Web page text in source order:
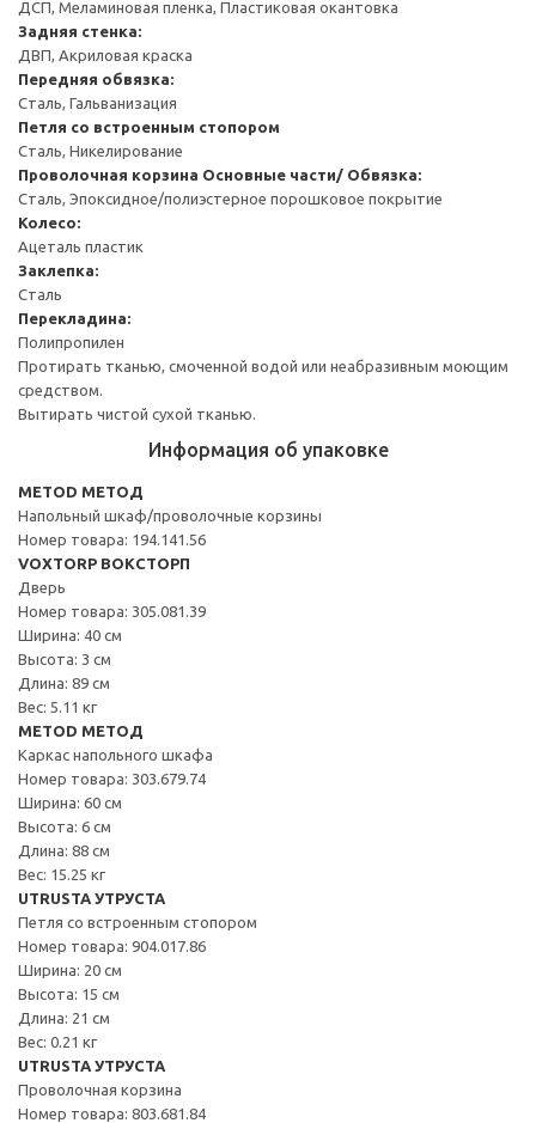
ДСП, Меламиновая пленка, Пластиковая окантовка
Задняя стенка:
ДВП, Акриловая краска
Передняя обвязка:
Сталь, Гальванизация
Петля со встроенным стопором
Сталь, Никелирование
Проволочная корзина Основные части/ Обвязка:
Сталь, Эпоксидное/полиэстерное порошковое покрытие
Колесо:
Ацеталь пластик
Заклепка:
Сталь
Перекладина:
Полипропилен
Протирать тканью, смоченной водой или неабразивным моющим
средством.
Вытирать чистой сухой тканью.
Информация об упаковке
METOD МЕТОД
Напольный шкаф/проволочные корзины
Номер товара: 194.141.56
VOXTORP ВОКСТОРП
Дверь
Номер товара: 305.081.39
Ширина: 40 см
Высота: 3 см
Длина: 89 см
Вес: 5.11 кг
METOD МЕТОД
Каркас напольного шкафа
Номер товара: 303.679.74
Ширина: 60 см
Высота: 6 см
Длина: 88 см
Вес: 15.25 кг
UTRUSTA УТРУСТА
Петля со встроенным стопором
Номер товара: 904.017.86
Ширина: 20 см
Высота: 15 см
Длина: 21 см
Вес: 0.21 кг
UTRUSTA УТРУСТА
Проволочная корзина
Номер товара: 803.681.84